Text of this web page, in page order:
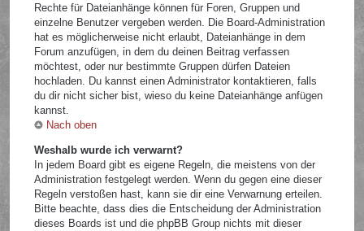
Rechte für Dateianhänge können für Foren, Gruppen und
einzelne Benutzer vergeben werden. Die Board-Administration
hat es möglicherweise nicht erlaubt, Dateianhänge in dem
Forum anzufügen, in dem du deinen Beitrag verfassen
möchtest, oder nur bestimmte Gruppen dürfen Dateien
hochladen. Du kannst einen Administrator kontaktieren, falls
du dir nicht sicher bist, wieso du keine Dateianhänge anfügen
kannst.
Nach oben
Weshalb wurde ich verwarnt?
In jedem Board gibt es eigene Regeln, die meistens von der
Administration festgelegt werden. Wenn du gegen eine dieser
Regeln verstoßen hast, kann sie dir eine Verwarnung erteilen.
Bitte beachte, dass dies die Entscheidung der Administration
dieses Boards ist und die phpBB Group nichts mit dieser